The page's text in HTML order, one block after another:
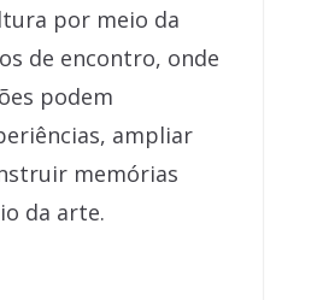
por meio da
de encontro, onde
podem
ampliar
memórias
da arte.